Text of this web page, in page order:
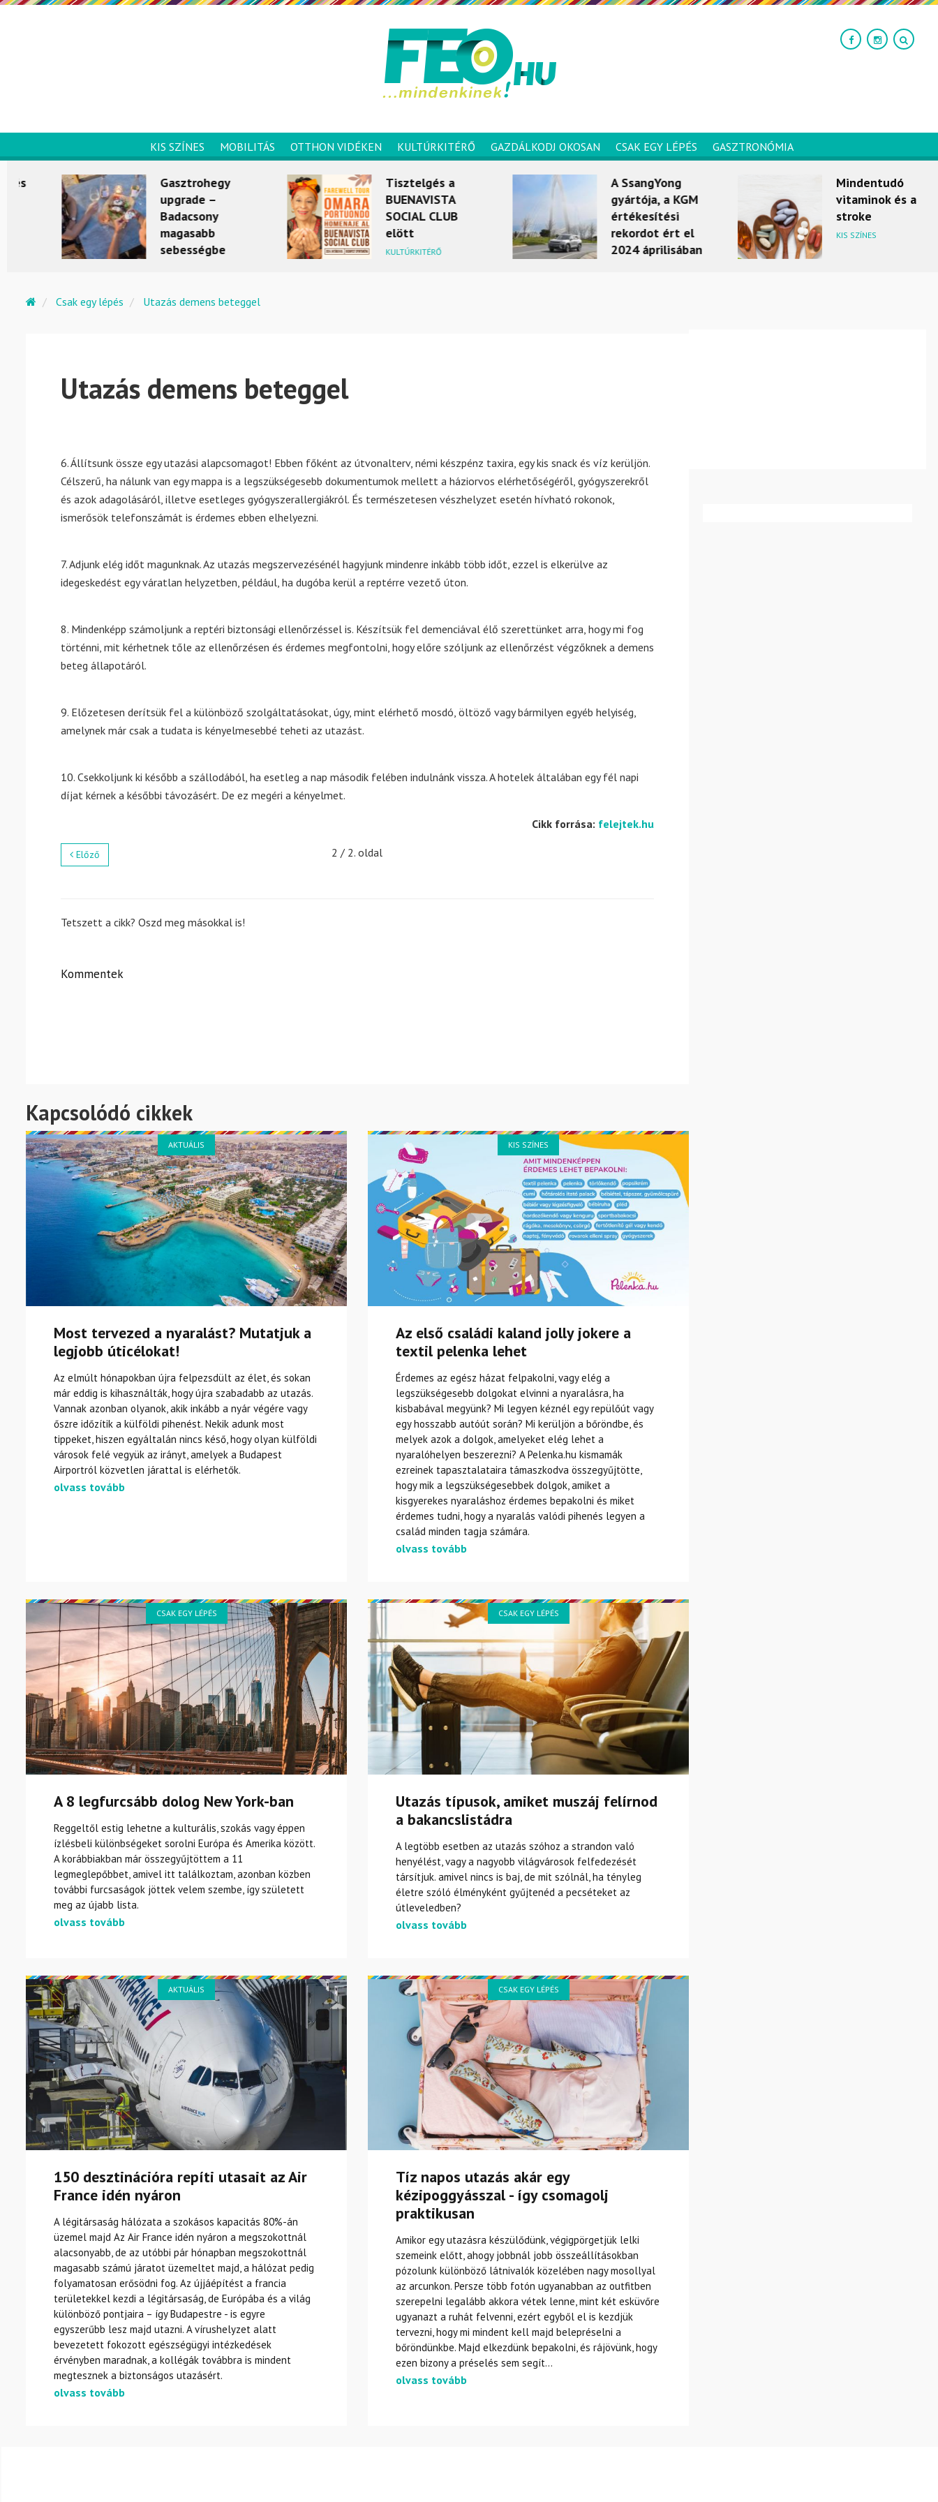
KIS SZÍNES MOBILITÁS OTTHON VIDÉKEN KULTÚRKITÉRŐ GAZDÁLKODJ OKOSAN CSAK EGY LÉPÉS GASZTRONÓMIA
Gasztrohegy
upgrade –
Badacsony
magasabb
sebességbe
Tisztelgés a
BUENAVISTA
SOCIAL CLUB
elött
KULTÚRKITÉRŐ
A SsangYong
gyártója, a KGM
értékesítési
rekordot ért el
2024 áprilisában
Mindentudó
vitaminok és a
stroke
KIS SZÍNES
Csak egy lépés Utazás demens beteggel
Utazás demens beteggel
6. Állítsunk össze egy utazási alapcsomagot! Ebben főként az útvonalterv, némi készpénz taxira, egy kis snack és víz kerüljön.
Célszerű, ha nálunk van egy mappa is a legszükségesebb dokumentumok mellett a háziorvos elérhetőségéről, gyógyszerekről
és azok adagolásáról, illetve esetleges gyógyszerallergiákról. És természetesen vészhelyzet esetén hívható rokonok,
ismerősök telefonszámát is érdemes ebben elhelyezni.
7. Adjunk elég időt magunknak. Az utazás megszervezésénél hagyjunk mindenre inkább több időt, ezzel is elkerülve az
idegeskedést egy váratlan helyzetben, például, ha dugóba kerül a reptérre vezető úton.
8. Mindenképp számoljunk a reptéri biztonsági ellenőrzéssel is. Készítsük fel demenciával élő szerettünket arra, hogy mi fog
történni, mit kérhetnek tőle az ellenőrzésen és érdemes megfontolni, hogy előre szóljunk az ellenőrzést végzőknek a demens
beteg állapotáról.
9. Előzetesen derítsük fel a különböző szolgáltatásokat, úgy, mint elérhető mosdó, öltöző vagy bármilyen egyéb helyiség,
amelynek már csak a tudata is kényelmesebbé teheti az utazást.
10. Csekkoljunk ki később a szállodából, ha esetleg a nap második felében indulnánk vissza. A hotelek általában egy fél napi
díjat kérnek a későbbi távozásért. De ez megéri a kényelmet.
Cikk forrása: felejtek.hu
Előző 2 / 2. oldal
Tetszett a cikk? Oszd meg másokkal is!
Kommentek
Kapcsolódó cikkek
AKTUÁLIS
Most tervezed a nyaralást? Mutatjuk a
legjobb úticélokat!
Az elmúlt hónapokban újra felpezsdült az élet, és sokan
már eddig is kihasználták, hogy újra szabadabb az utazás.
Vannak azonban olyanok, akik inkább a nyár végére vagy
őszre időzítik a külföldi pihenést. Nekik adunk most
tippeket, hiszen egyáltalán nincs késő, hogy olyan külföldi
városok felé vegyük az irányt, amelyek a Budapest
Airportról közvetlen járattal is elérhetők.
olvass tovább
KIS SZÍNES
Az első családi kaland jolly jokere a
textil pelenka lehet
Érdemes az egész házat felpakolni, vagy elég a
legszükségesebb dolgokat elvinni a nyaralásra, ha
kisbabával megyünk? Mi legyen kéznél egy repülőút vagy
egy hosszabb autóút során? Mi kerüljön a bőröndbe, és
melyek azok a dolgok, amelyeket elég lehet a
nyaralóhelyen beszerezni? A Pelenka.hu kismamák
ezreinek tapasztalataira támaszkodva összegyűjtötte,
hogy mik a legszükségesebbek dolgok, amiket a
kisgyerekes nyaraláshoz érdemes bepakolni és miket
érdemes tudni, hogy a nyaralás valódi pihenés legyen a
család minden tagja számára.
olvass tovább
CSAK EGY LÉPÉS
A 8 legfurcsább dolog New York-ban
Reggeltől estig lehetne a kulturális, szokás vagy éppen
ízlésbeli különbségeket sorolni Európa és Amerika között.
A korábbiakban már összegyűjtöttem a 11
legmeglepőbbet, amivel itt találkoztam, azonban közben
további furcsaságok jöttek velem szembe, így született
meg az újabb lista.
olvass tovább
CSAK EGY LÉPÉS
Utazás típusok, amiket muszáj felírnod
a bakancslistádra
A legtöbb esetben az utazás szóhoz a strandon való
henyélést, vagy a nagyobb világvárosok felfedezését
társítjuk. amivel nincs is baj, de mit szólnál, ha tényleg
életre szóló élményként gyűjtenéd a pecséteket az
útleveledben?
olvass tovább
AKTUÁLIS
150 desztinációra repíti utasait az Air
France idén nyáron
A légitársaság hálózata a szokásos kapacitás 80%-án
üzemel majd Az Air France idén nyáron a megszokottnál
alacsonyabb, de az utóbbi pár hónapban megszokottnál
magasabb számú járatot üzemeltet majd, a hálózat pedig
folyamatosan erősödni fog. Az újjáépítést a francia
területekkel kezdi a légitársaság, de Európába és a világ
különböző pontjaira – így Budapestre - is egyre
egyszerűbb lesz majd utazni. A vírushelyzet alatt
bevezetett fokozott egészségügyi intézkedések
érvényben maradnak, a kollégák továbbra is mindent
megtesznek a biztonságos utazásért.
olvass tovább
CSAK EGY LÉPÉS
Tíz napos utazás akár egy
kézipoggyásszal - így csomagolj
praktikusan
Amikor egy utazásra készülődünk, végigpörgetjük lelki
szemeink előtt, ahogy jobbnál jobb összeállításokban
pózolunk különböző látnivalók közelében nagy mosollyal
az arcunkon. Persze több fotón ugyanabban az outfitben
szerepelni legalább akkora vétek lenne, mint két esküvőre
ugyanazt a ruhát felvenni, ezért egyből el is kezdjük
tervezni, hogy mi mindent kell majd belepréselni a
bőröndünkbe. Majd elkezdünk bepakolni, és rájövünk, hogy
ezen bizony a préselés sem segít...
olvass tovább